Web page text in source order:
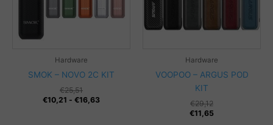
Hardware
SMOK – NOVO 2C KIT
€25,51
€10,21 - €16,63Fascia
Hardware
VOOPOO – ARGUS POD
KIT
€29,12
€11,65